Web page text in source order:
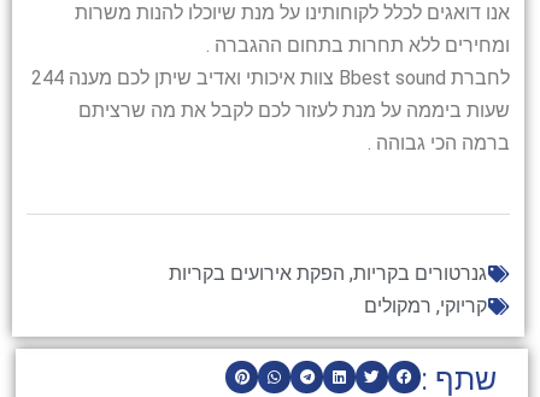
שתף :
אנו דואגים לכלל לקוחותינו על מנת שיוכלו להנות משרות
ומחירים ללא תחרות בתחום ההגברה .
לחברת Bbest sound צוות איכותי ואדיב שיתן לכם מענה 244
שעות ביממה על מנת לעזור לכם לקבל את מה שרציתם
ברמה הכי גבוהה .
גנרטורים בקריות, הפקת אירועים בקריות
קריוקי, רמקולים